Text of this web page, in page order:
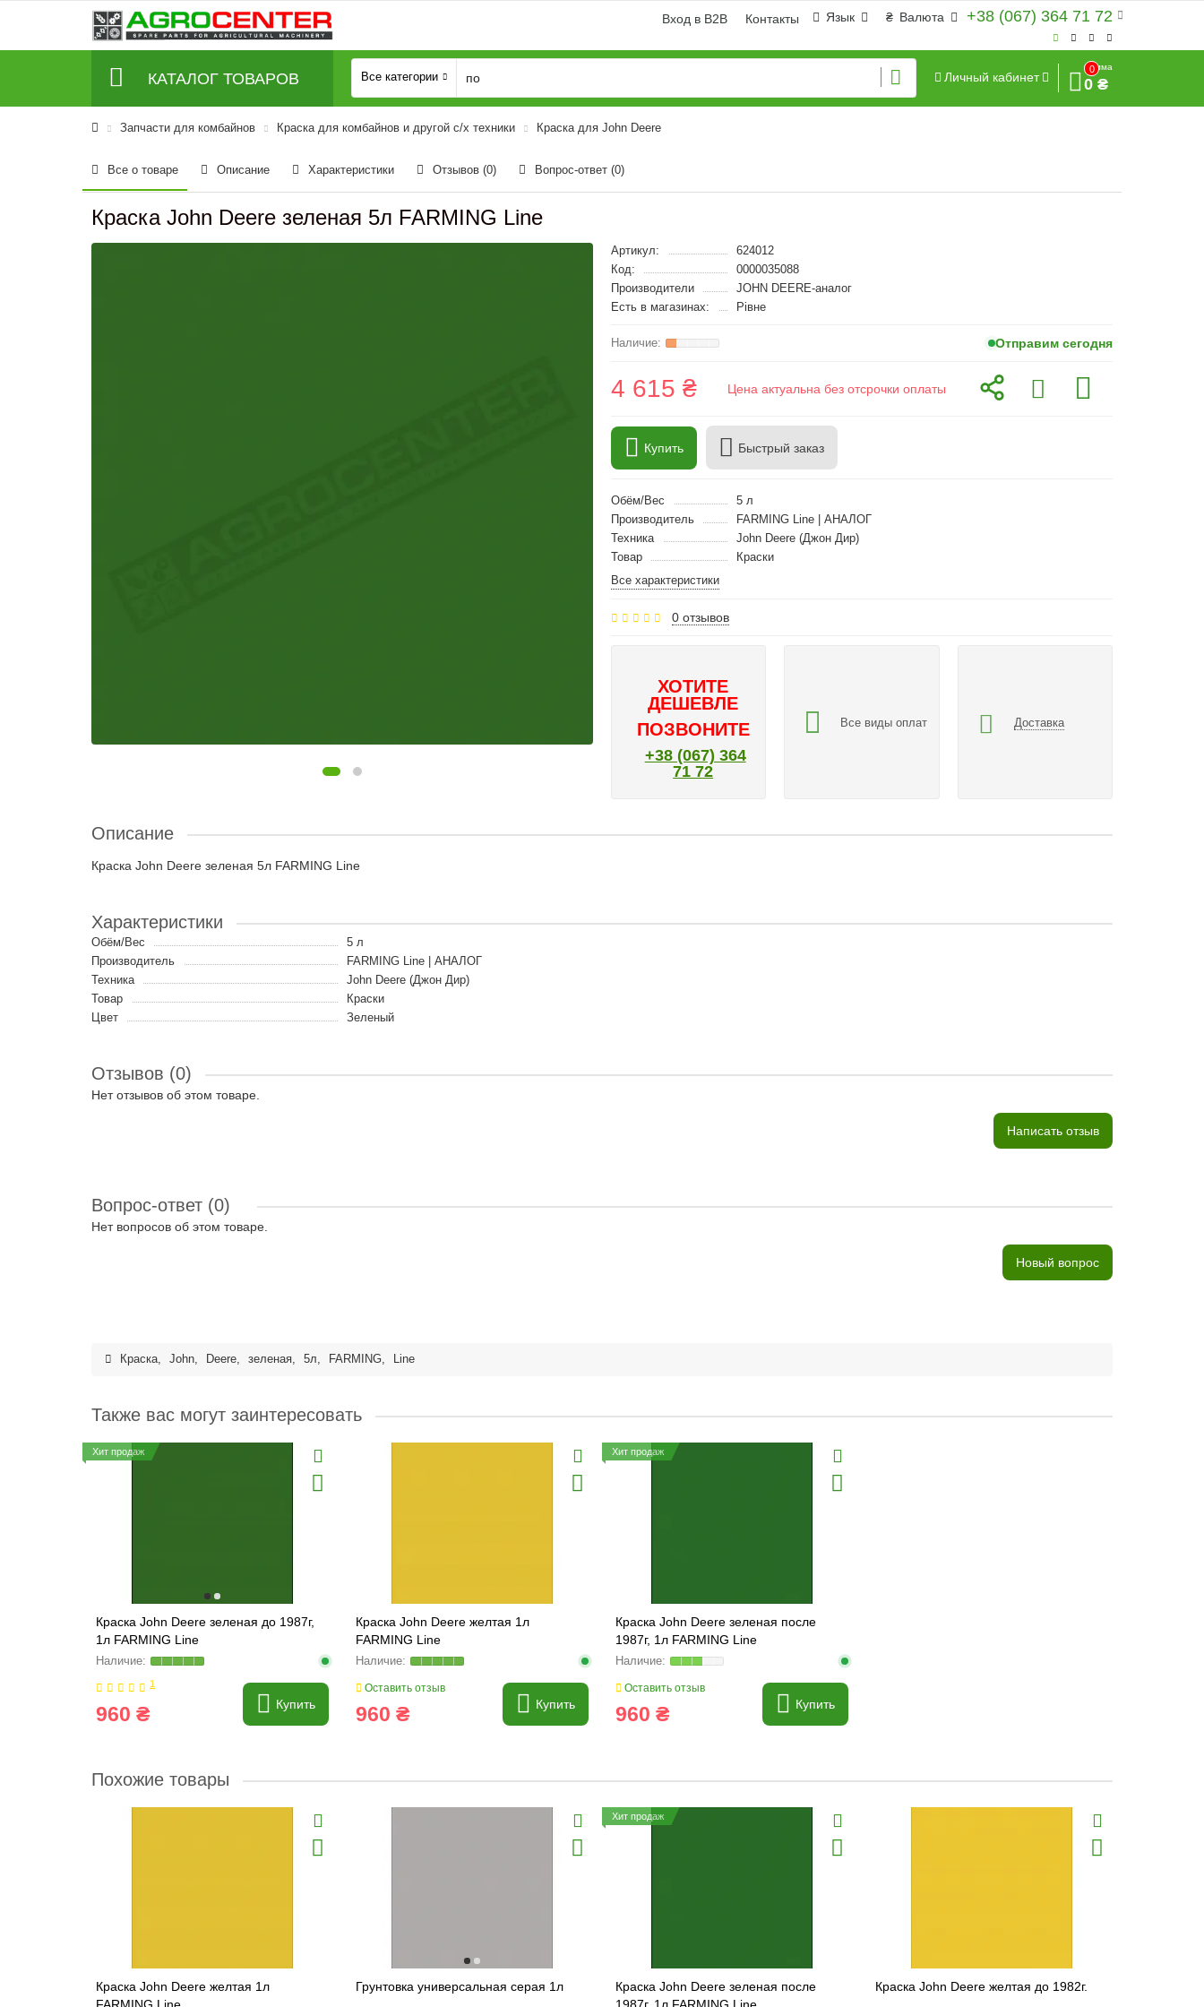
+38 (067) 364 71 72
₴ Валюта
Язык
Вход в B2B Контакты
КАТАЛОГ ТОВАРОВ Все категории Личный кабинет
0
Сумма
0 ₴
Запчасти для комбайнов Краска для комбайнов и другой с/х техники Краска для John Deere
Все о товаре Описание Характеристики Отзывов (0) Вопрос-ответ (0)
Краска John Deere зеленая 5л FARMING Line
Артикул:
624012
Код:
0000035088
Производители
JOHN DEERE-аналог
Есть в магазинах:
Рівне
Отправим сегодня
4 615 ₴ Цена актуальна без отсрочки оплаты
Купить Быстрый заказ
Обём/Вес
5 л
Производитель
FARMING Line | АНАЛОГ
Техника
John Deere (Джон Дир)
Товар
Краски
Все характеристики
0 отзывов
ХОТИТЕ
ДЕШЕВЛЕ
ПОЗВОНИТЕ
+38 (067) 364
71 72
Все виды оплат Доставка
Описание
Краска John Deere зеленая 5л FARMING Line
Характеристики
Обём/Вес
5 л
Производитель
FARMING Line | АНАЛОГ
Техника
John Deere (Джон Дир)
Товар
Краски
Цвет
Зеленый
Отзывов (0)
Нет отзывов об этом товаре.
Написать отзыв
Вопрос-ответ (0)
Нет вопросов об этом товаре.
Новый вопрос
Краска, John, Deere, зеленая, 5л, FARMING, Line
Также вас могут заинтересовать
Хит продаж
Краска John Deere зеленая до 1987г,
1л FARMING Line
1
960 ₴ Купить
Краска John Deere желтая 1л
FARMING Line
Оставить отзыв
960 ₴ Купить
Хит продаж
Краска John Deere зеленая после
1987г, 1л FARMING Line
Оставить отзыв
960 ₴ Купить
Похожие товары
Краска John Deere желтая 1л
Грунтовка универсальная серая 1л
Хит продаж
Краска John Deere зеленая после
Краска John Deere желтая до 1982г.